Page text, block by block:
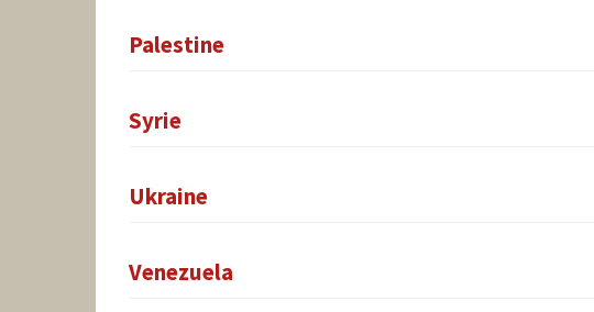
Palestine
Syrie
Ukraine
Venezuela